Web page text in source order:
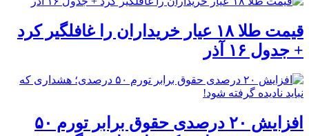
قیمت طلا ۱۸ عیار خریداران را غافلگیر کرد
+ جدول ۱۶ آذر
افزایش ۲۰ درصدی حقوق برابر تورم ۵۰